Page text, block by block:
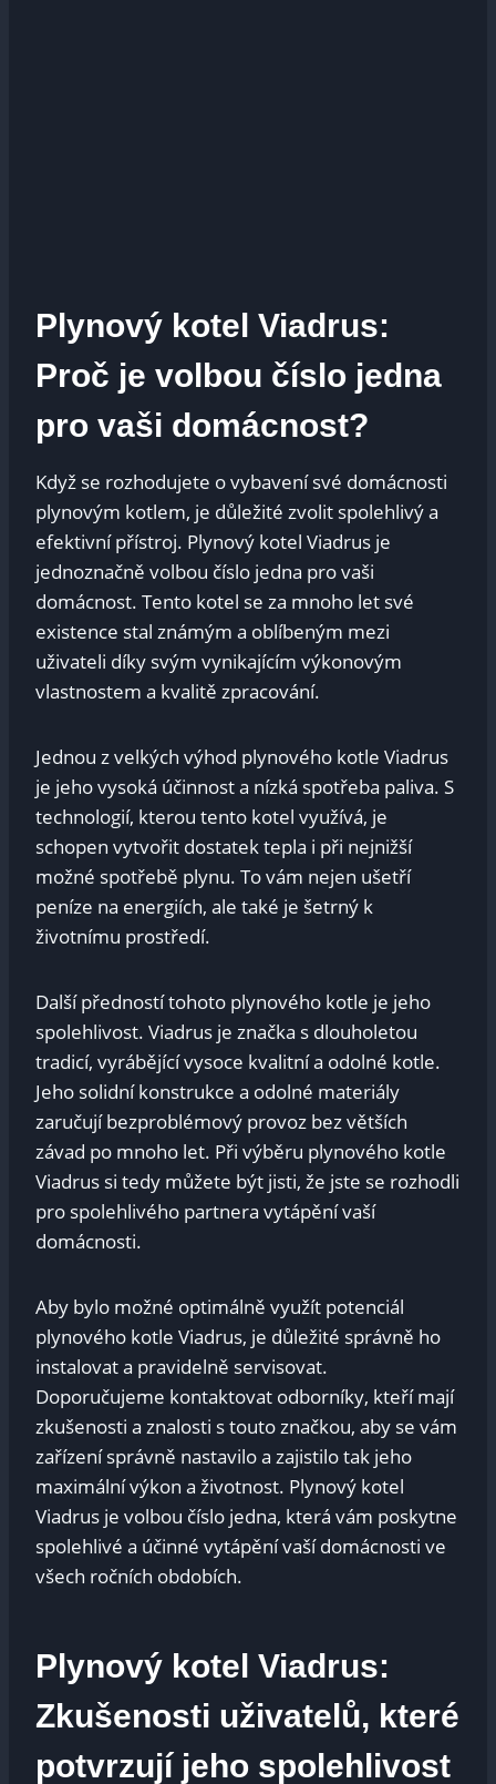
Plynový kotel Viadrus:
Proč je volbou číslo jedna
pro vaši domácnost?
Když se rozhodujete o vybavení své domácnosti
plynovým kotlem, je důležité zvolit spolehlivý a
efektivní přístroj. Plynový kotel Viadrus je
jednoznačně volbou číslo jedna pro vaši
domácnost. Tento kotel se za mnoho let své
existence stal známým a oblíbeným mezi
uživateli díky svým vynikajícím výkonovým
vlastnostem a kvalitě zpracování.
Jednou z velkých výhod plynového kotle Viadrus
je jeho vysoká účinnost a nízká spotřeba paliva. S
technologií, kterou tento kotel využívá, je
schopen vytvořit dostatek tepla i při nejnižší
možné spotřebě plynu. To vám nejen ušetří
peníze na energiích, ale také je šetrný k
životnímu prostředí.
Další předností tohoto plynového kotle je jeho
spolehlivost. Viadrus je značka s dlouholetou
tradicí, vyrábějící vysoce kvalitní a odolné kotle.
Jeho solidní konstrukce a odolné materiály
zaručují bezproblémový provoz bez větších
závad po mnoho let. Při výběru plynového kotle
Viadrus si tedy můžete být jisti, že jste se rozhodli
pro spolehlivého partnera vytápění vaší
domácnosti.
Aby bylo možné optimálně využít potenciál
plynového kotle Viadrus, je důležité správně ho
instalovat a pravidelně servisovat.
Doporučujeme kontaktovat odborníky, kteří mají
zkušenosti a znalosti s touto značkou, aby se vám
zařízení správně nastavilo a zajistilo tak jeho
maximální výkon a životnost. Plynový kotel
Viadrus je volbou číslo jedna, která vám poskytne
spolehlivé a účinné vytápění vaší domácnosti ve
všech ročních obdobích.
Plynový kotel Viadrus:
Zkušenosti uživatelů, které
potvrzují jeho spolehlivost